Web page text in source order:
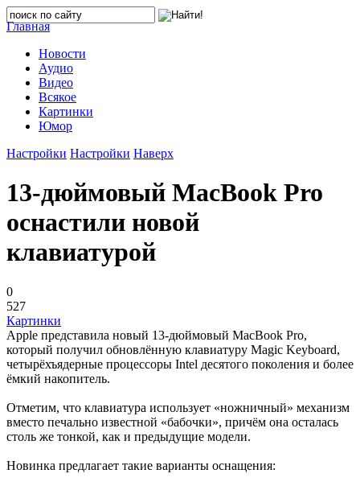
Главная
Новости
Аудио
Видео
Всякое
Картинки
Юмор
Настройки Настройки Наверх
13-дюймовый MacBook Pro
оснастили новой
клавиатурой
0
527
Картинки
Apple представила новый 13-дюймовый MacBook Pro,
который получил обновлённую клавиатуру Magic Keyboard,
четырёхъядерные процессоры Intel десятого поколения и более
ёмкий накопитель.
Отметим, что клавиатура использует «ножничный» механизм
вместо печально известной «бабочки», причём она осталась
столь же тонкой, как и предыдущие модели.
Новинка предлагает такие варианты оснащения: